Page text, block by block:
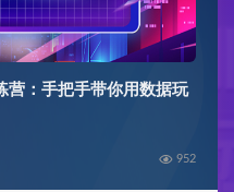
营：手把手带你用数据玩
952